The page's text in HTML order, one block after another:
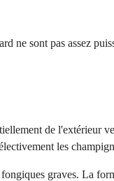
ne sont pas assez
de l'extérieur
les
graves. La